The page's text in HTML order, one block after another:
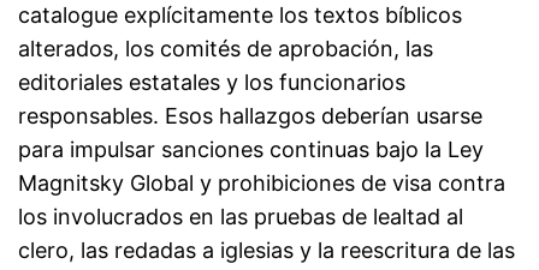
catalogue explícitamente los textos bíblicos
alterados, los comités de aprobación, las
editoriales estatales y los funcionarios
responsables. Esos hallazgos deberían usarse
para impulsar sanciones continuas bajo la Ley
Magnitsky Global y prohibiciones de visa contra
los involucrados en las pruebas de lealtad al
clero, las redadas a iglesias y la reescritura de las